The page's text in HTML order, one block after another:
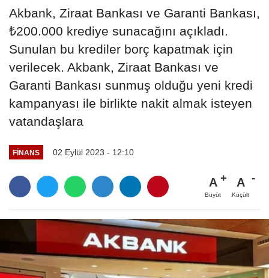
Akbank, Ziraat Bankası ve Garanti Bankası,
₺200.000 krediye sunacağını açıkladı.
Sunulan bu krediler borç kapatmak için
verilecek. Akbank, Ziraat Bankası ve
Garanti Bankası sunmuş olduğu yeni kredi
kampanyası ile birlikte nakit almak isteyen
vatandaşlara
FINANS 02 Eylül 2023 - 12:10
A
Büyüt
A
Küçült